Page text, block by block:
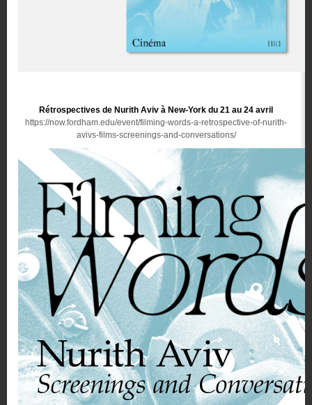
Rétrospectives de Nurith Aviv à New-York du 21 au 24 avril
https://now.fordham.edu/event/filming-words-a-retrospective-of-nurith-
avivs-films-screenings-and-conversations/